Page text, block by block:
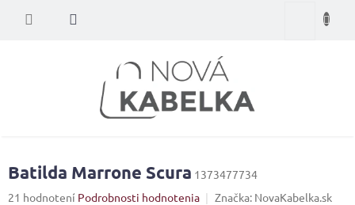
Nákupný
Batilda Marrone Scura 1373477734
Priemerné
21 hodnotení Podrobnosti hodnotenia Značka: NovaKabelka.sk